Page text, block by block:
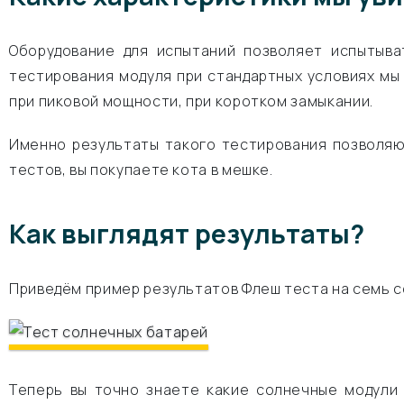
Оборудование для испытаний позволяет
тестирования модуля при стандартных условиях
при пиковой мощности, при коротком замыкании.
Именно результаты такого тестирования
тестов, вы покупаете кота в мешке.
Как выглядят результаты?
Приведём пример результатов Флеш теста на семь
Теперь вы точно знаете какие солнечные